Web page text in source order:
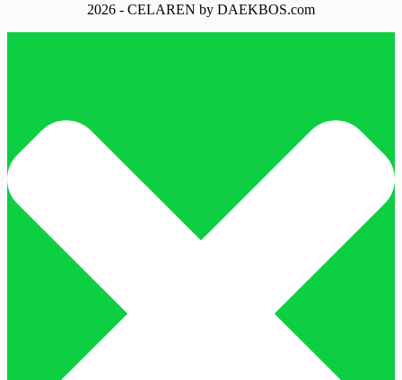
2026 - CELAREN by DAEKBOS.com